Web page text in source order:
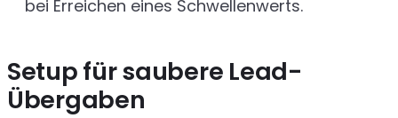
bei Erreichen eines Schwellenwerts.
Setup für saubere Lead-
Übergaben